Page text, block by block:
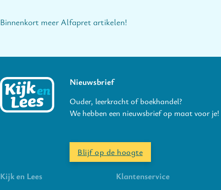
Binnenkort meer Alfapret artikelen!
Nieuwsbrief
Ouder, leerkracht of boekhandel?
We hebben een nieuwsbrief op maat voor je!
Blijf op de hoogte
Kijk en Lees Klantenservice